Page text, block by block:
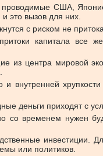
США,
это вызов для них.
с риском не
капитала
из центра мировой
внутренней
деньги приходят с
со временем нужен
инвестиции.
или политиков.